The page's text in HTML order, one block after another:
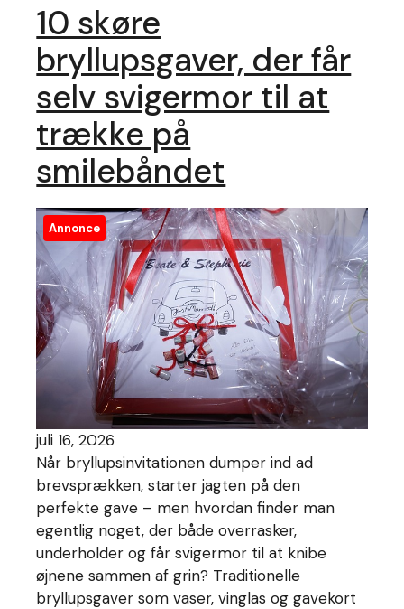
10 skøre
bryllupsgaver, der får
selv svigermor til at
trække på
smilebåndet
Annonce
juli 16, 2026
Når bryllupsinvitationen dumper ind ad
brevsprækken, starter jagten på den
perfekte gave – men hvordan finder man
egentlig noget, der både overrasker,
underholder og får svigermor til at knibe
øjnene sammen af grin? Traditionelle
bryllupsgaver som vaser, vinglas og gavekort